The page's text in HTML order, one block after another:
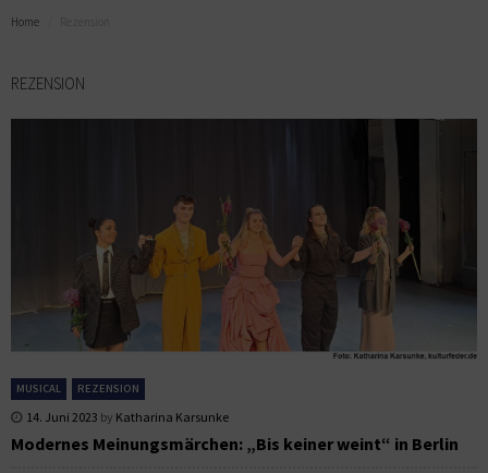
Home
REZENSION
MUSICAL REZENSION
14. Juni 2023 by Katharina Karsunke
Modernes Meinungsmärchen: „Bis keiner weint“ in Berlin